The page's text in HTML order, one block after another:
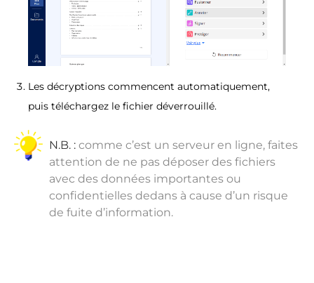
Les décryptions commencent automatiquement,
puis téléchargez le fichier déverrouillé.
N.B. : comme c’est un serveur en ligne, faites
attention de ne pas déposer des fichiers
avec des données importantes ou
confidentielles dedans à cause d’un risque
de fuite d’information.